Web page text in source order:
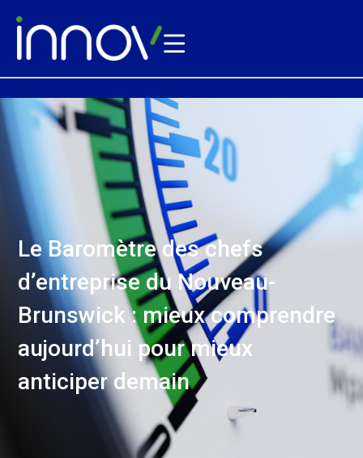
Le Baromètre des chefs
d’entreprise du Nouveau-
Brunswick : mieux comprendre
aujourd’hui pour mieux
anticiper demain